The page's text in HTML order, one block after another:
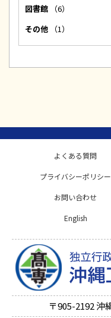
図書館
（6）
その他
（1）
よくある質問
プライバシーポリシー
お問い合わせ
English
〒905-2192沖